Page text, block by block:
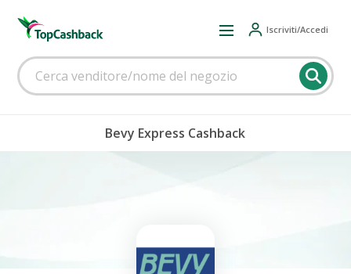
Iscriviti/Accedi
Bevy Express Cashback